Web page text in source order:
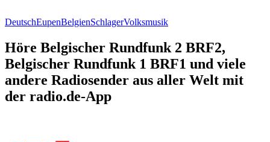
DeutschEupenBelgienSchlagerVolksmusik
Höre Belgischer Rundfunk 2 BRF2,
Belgischer Rundfunk 1 BRF1 und viele
andere Radiosender aus aller Welt mit
der radio.de-App